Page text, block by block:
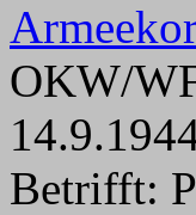
OKW/
Betrifft: